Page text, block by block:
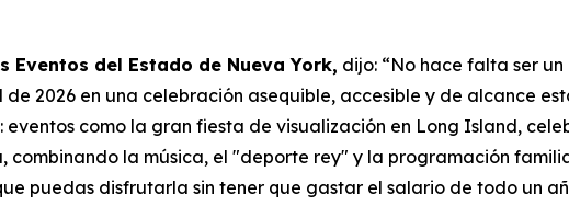
Eventos del Estado de Nueva York, dijo: “No hace falta ser
2026 en una celebración asequible, accesible y de alcance
como la gran fiesta de visualización en Long Island,
la música, el "deporte rey" y la programación
puedas disfrutarla sin tener que gastar el salario de todo un